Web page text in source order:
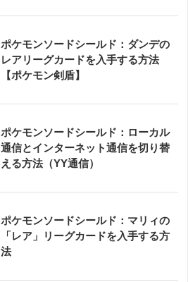
ポケモンソードシールド：ダンデの
レアリーグカードを入手する方法
【ポケモン剣盾】
ポケモンソードシールド：ローカル
通信とインターネット通信を切り替
える方法（YY通信）
ポケモンソードシールド：マリィの
「レア」リーグカードを入手する方
法